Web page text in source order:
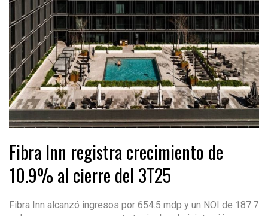
Fibra Inn registra crecimiento de
10.9% al cierre del 3T25
Fibra Inn alcanzó ingresos por 654.5 mdp y un NOI de 187.7